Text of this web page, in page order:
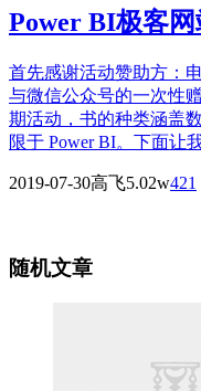
Power BI极客
首先感谢活动赞助方：
与微信公众号的一次性
期活动，书的种类涵盖
限于 Power BI。下面让
2019-07-30高飞5.02w421
随机文章